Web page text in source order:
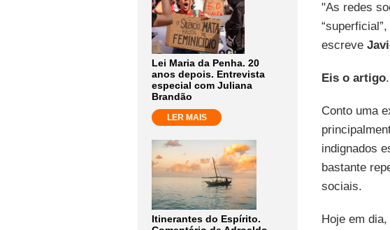
Lei Maria da Penha. 20
anos depois. Entrevista
especial com Juliana
Brandão
LER MAIS
Itinerantes do Espírito.
"As redes
escreve
Eis o artigo.
Conto uma
indignados
bastante
sociais.
Hoje em